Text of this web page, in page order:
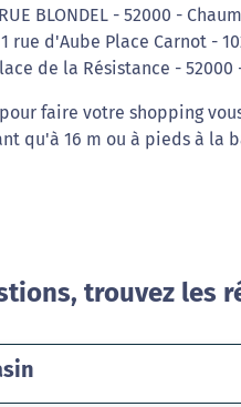
BLONDEL - 52000 -
rue d'Aube Place Carnot -
de la Résistance - 52000
faire votre shopping
qu'à 16 m ou à pieds à la
trouvez les